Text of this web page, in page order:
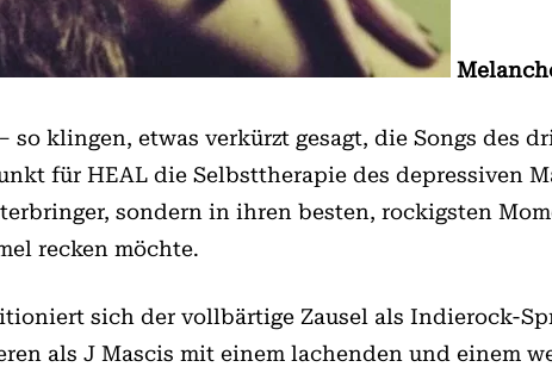
klingen, etwas verkürzt gesagt, die Songs des
für HEAL die Selbsttherapie des depressiven
sondern in ihren besten, rockigsten
recken möchte.
sich der vollbärtige Zausel als Indierock-
als J Mascis mit einem lachenden und einem